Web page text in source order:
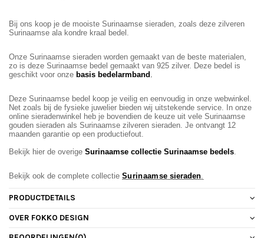
Bij ons koop je de mooiste Surinaamse sieraden, zoals deze zilveren
Surinaamse ala kondre kraal bedel.
Onze Surinaamse sieraden worden gemaakt van de beste materialen,
zo is deze Surinaamse bedel gemaakt van 925 zilver. Deze bedel is
geschikt voor onze basis bedelarmband .
Deze Surinaamse bedel koop je veilig en eenvoudig in onze webwinkel.
Net zoals bij de fysieke juwelier bieden wij uitstekende service. In onze
online sieradenwinkel heb je bovendien de keuze uit vele Surinaamse
gouden sieraden als Surinaamse zilveren sieraden. Je ontvangt 12
maanden garantie op een productiefout.
Bekijk hier de overige Surinaamse collectie Surinaamse bedels
Bekijk ook de complete collectie Surinaamse sieraden.
PRODUCTDETAILS
OVER FOKKO DESIGN